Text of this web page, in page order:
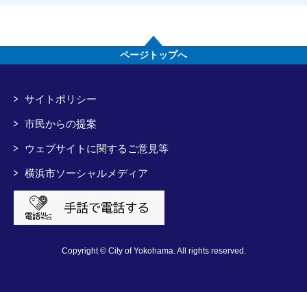
ページトップへ
サイトポリシー
市民からの提案
ウェブサイトに関するご意見等
横浜市ソーシャルメディア
Copyright © City of Yokohama. All rights reserved.